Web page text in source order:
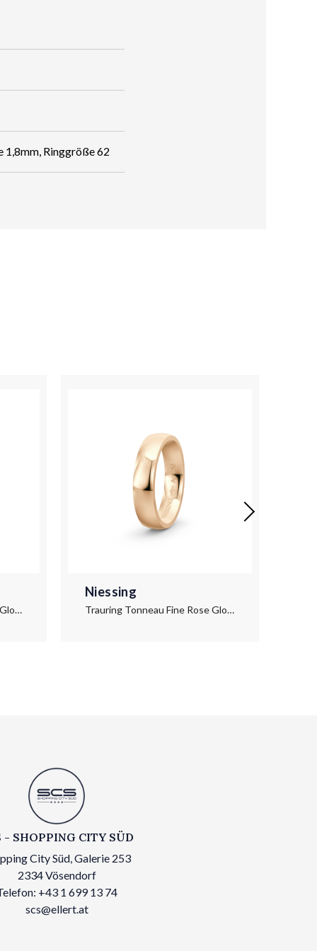
1,8mm, Ringgröße 62
Trauring Tonneau Fine Rose Gloss
Niessing
Trauring Tonneau Fine Rose Gloss
- SHOPPING CITY SÜD
City Süd, Galerie 253
2334 Vösendorf
+43 1 699 13 74
scs@ellert.at